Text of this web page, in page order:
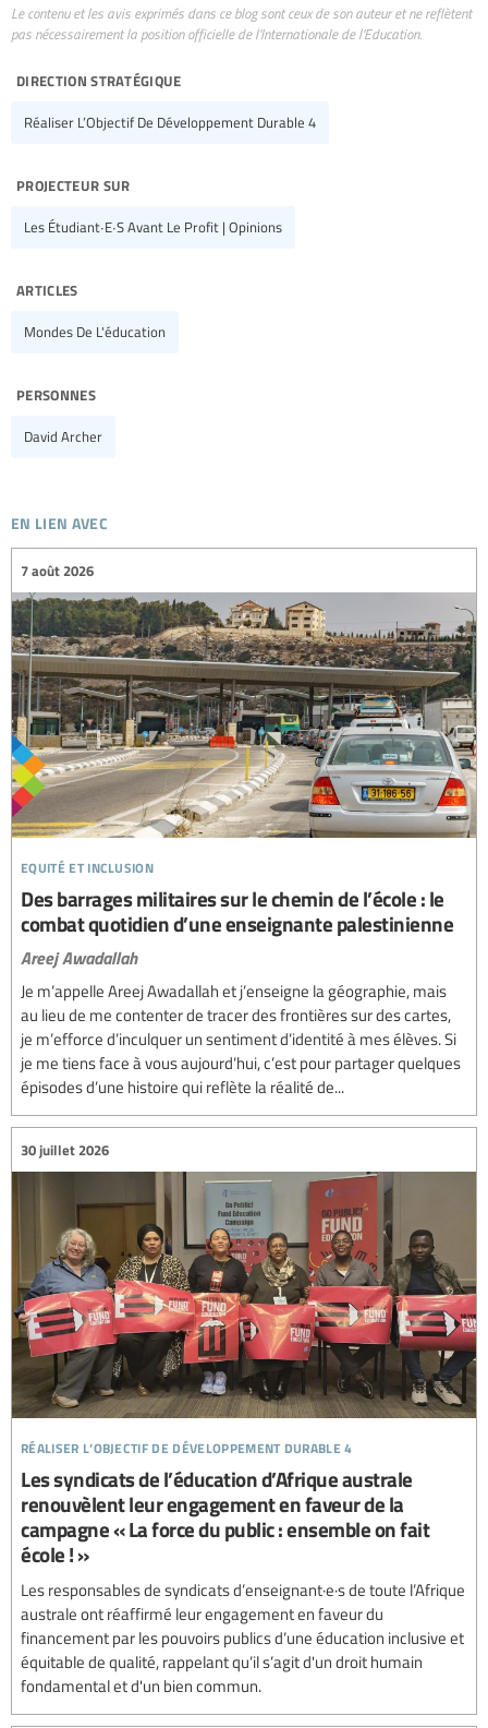
Le contenu et les avis exprimés dans ce blog sont ceux de son auteur et ne reflètent
pas nécessairement la position officielle de l’Internationale de l’Education.
direction stratégique
Réaliser L’Objectif De Développement Durable 4
projecteur sur
Les Étudiant∙e∙s Avant Le Profit | Opinions
articles
Mondes De L'éducation
personnes
David Archer
en lien avec
equité et inclusion
7 août 2026
Des barrages militaires sur le chemin de l’école : le
combat quotidien d’une enseignante palestinienne
Areej Awadallah
Je m’appelle Areej Awadallah et j’enseigne la géographie, mais
au lieu de me contenter de tracer des frontières sur des cartes,
je m’efforce d’inculquer un sentiment d’identité à mes élèves. Si
je me tiens face à vous aujourd’hui, c’est pour partager quelques
épisodes d’une histoire qui reflète la réalité de...
réaliser l’objectif de développement durable 4
30 juillet 2026
Les syndicats de l’éducation d’Afrique australe
renouvèlent leur engagement en faveur de la
campagne « La force du public : ensemble on fait
école ! »
Les responsables de syndicats d’enseignant·e·s de toute l’Afrique
australe ont réaffirmé leur engagement en faveur du
financement par les pouvoirs publics d’une éducation inclusive et
équitable de qualité, rappelant qu’il s’agit d'un droit humain
fondamental et d'un bien commun.